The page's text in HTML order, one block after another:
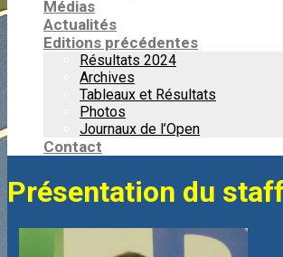
Médias
Actualités
Editions précédentes
Résultats 2024
Archives
Tableaux et Résultats
Photos
Journaux de l’Open
Contact
Présentation du